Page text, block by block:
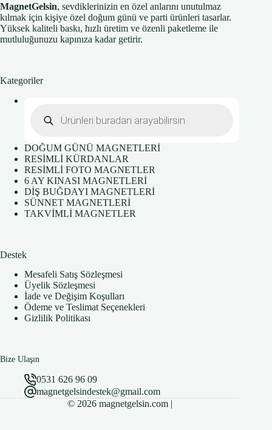
MagnetGelsin, sevdiklerinizin en özel anlarını unutulmaz
kılmak için kişiye özel doğum günü ve parti ürünleri tasarlar.
Yüksek kaliteli baskı, hızlı üretim ve özenli paketleme ile
mutluluğunuzu kapınıza kadar getirir.
Kategoriler
search
DOĞUM GÜNÜ MAGNETLERİ
RESİMLİ KÜRDANLAR
RESİMLİ FOTO MAGNETLER
6 AY KINASI MAGNETLERİ
DİŞ BUĞDAYI MAGNETLERİ
SÜNNET MAGNETLERİ
TAKVİMLİ MAGNETLER
Destek
Mesafeli Satış Sözleşmesi
Üyelik Sözleşmesi
İade ve Değişim Koşulları
Ödeme ve Teslimat Seçenekleri
Gizlilik Politikası
Bize Ulaşın
0531 626 96 09
magnetgelsindestek@gmail.com
© 2026 magnetgelsin.com |